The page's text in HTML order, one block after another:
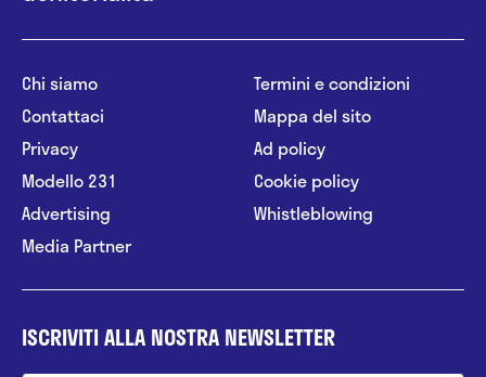
Chi siamo
Contattaci
Privacy
Modello 231
Advertising
Media Partner
Termini e condizioni
Mappa del sito
Ad policy
Cookie policy
Whistleblowing
ISCRIVITI ALLA NOSTRA NEWSLETTER